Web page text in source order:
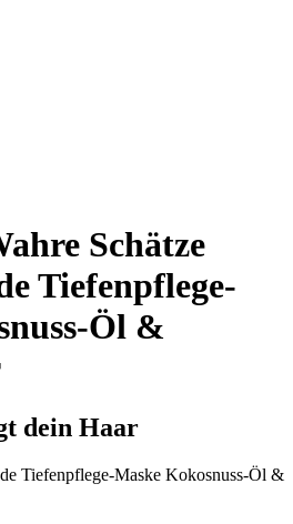
Schätze
Tiefenpflege-
Öl &
dein Haar
Tiefenpflege-Maske Kokosnuss-Öl &